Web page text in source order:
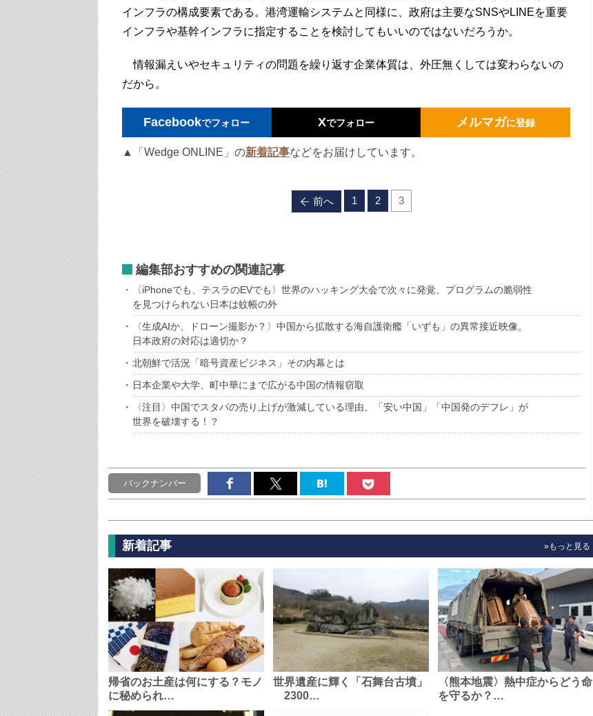
インフラの構成要素である。港湾運輸システムと同様に、政府は主要なSNSやLINEを重要
インフラや基幹インフラに指定することを検討してもいいのではないだろうか。
情報漏えいやセキュリティの問題を繰り返す企業体質は、外圧無くしては変わらないの
だから。
Facebookでフォロー Xでフォロー メルマガに登録
▲「Wedge ONLINE」の新着記事などをお届けしています。
前へ 1 2 3
編集部おすすめの関連記事
〈iPhoneでも、テスラのEVでも〉世界のハッキング大会で次々に発覚、プログラムの脆弱性
を見つけられない日本は蚊帳の外
〈生成AIか、ドローン撮影か？〉中国から拡散する海自護衛艦「いずも」の異常接近映像。
日本政府の対応は適切か？
北朝鮮で活況「暗号資産ビジネス」その内幕とは
日本企業や大学、町中華にまで広がる中国の情報窃取
〈注目〉中国でスタバの売り上げが激減している理由。「安い中国」「中国発のデフレ」が
世界を破壊する！？
バックナンバー
新着記事 »もっと見る
帰省のお土産は何にする？モノ
に秘められ…
世界遺産に輝く「石舞台古墳」
2300…
〈熊本地震〉熱中症からどう命
を守るか？…